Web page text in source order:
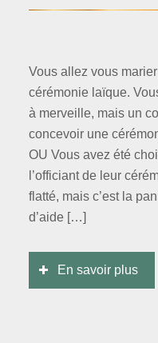
Vous allez vous
cérémonie laïque.
à merveille, mais un
concevoir une
OU Vous avez été
l’officiant de leur
flatté, mais c’est la
d’aide […]
En savoir plus